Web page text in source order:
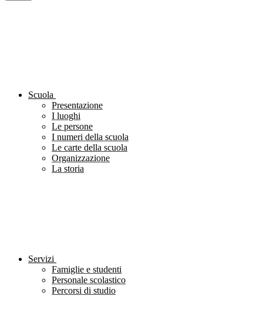
Scuola
Presentazione
I luoghi
Le persone
I numeri della scuola
Le carte della scuola
Organizzazione
La storia
Servizi
Famiglie e studenti
Personale scolastico
Percorsi di studio